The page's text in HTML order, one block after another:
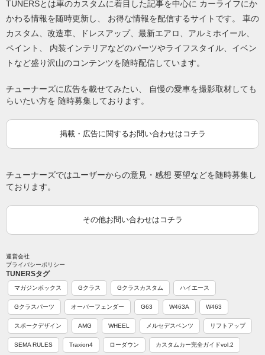
TUNERSとは車のカスタムに着目した記事を中心に カーライフにか
かわる情報を随時更新し、 お得な情報を配信するサイトです。 車の
カスタム、改造車、ドレスアップ、最新エアロ、アルミホイール、
ペイント、 内装インテリアなどのパーツやライフスタイル、イベン
トなど盛り沢山のコンテンツを随時配信しています。
チューナーズに広告を載せてみたい、 自慢の愛車を撮影取材しても
らいたい方を 随時募集しております。
掲載・広告に関するお問い合わせはコチラ
チューナーズではユーザーからの意見・感想 要望などを随時募集し
ております。
その他お問い合わせはコチラ
運営会社
プライバシーポリシー
TUNERSタグ
マガジンボックス Gクラス Gクラスカスタム ハイエース
Gクラスパーツ オーバーフェンダー G63 W463A W463
スポークデザイン AMG WHEEL メルセデスベンツ リフトアップ
SEMA RULES Traxion4 ローダウン カスタムカー完全ガイドvol.2